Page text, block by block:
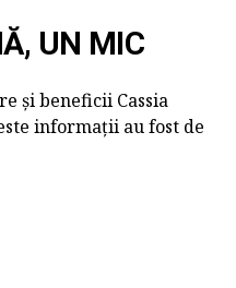
UN MIC
și beneficii Cassia
informații au fost de